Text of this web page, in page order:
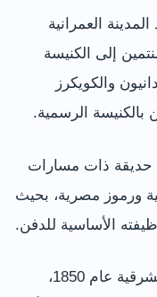
خارج حدود المدينة العمرانية
إلى الكنيسة
والكويكرز
بالكنيسة الرسمية.
حديقة ذات مسارات
ورموز مصرية، بحيث
الأساسية للدفن.
أضيف القسم الأنجليكاني في الجهة الشرقية عام 1850،